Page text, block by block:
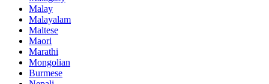
Malay
Malayalam
Maltese
Maori
Marathi
Mongolian
Burmese